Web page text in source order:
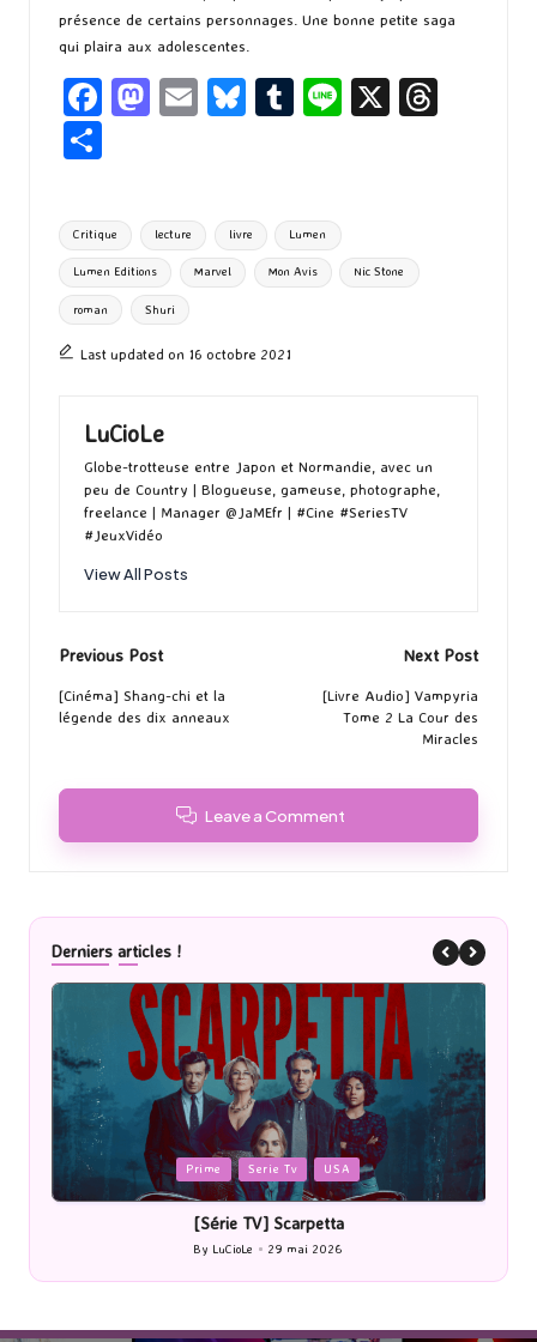
présence de certains personnages. Une bonne petite saga
qui plaira aux adolescentes.
Fa
o
o
k
M
d
o
n
E
l
Bl
ky
T
bl
r
Li X
ta
g
er
Tags:
Critique lecture livre Lumen
Lumen Editions Marvel Mon Avis Nic Stone
roman Shuri
Last updated on 16 octobre 2021
LuCioLe
Globe-trotteuse entre Japon et Normandie, avec un
peu de Country | Blogueuse, gameuse, photographe,
freelance | Manager @JaMEfr | #Cine #SeriesTV
#JeuxVidéo
View All Posts
Post
navigation
Previous Post
[Cinéma] Shang-chi et la
légende des dix anneaux
Next Post
[Livre Audio] Vampyria
Tome 2 La Cour des
Miracles
Leave a Comment
Derniers articles !
Posted
in
Prime Serie Tv USA
[Série TV] Scarpetta
Posted
by
By LuCioLe 29 mai 2026